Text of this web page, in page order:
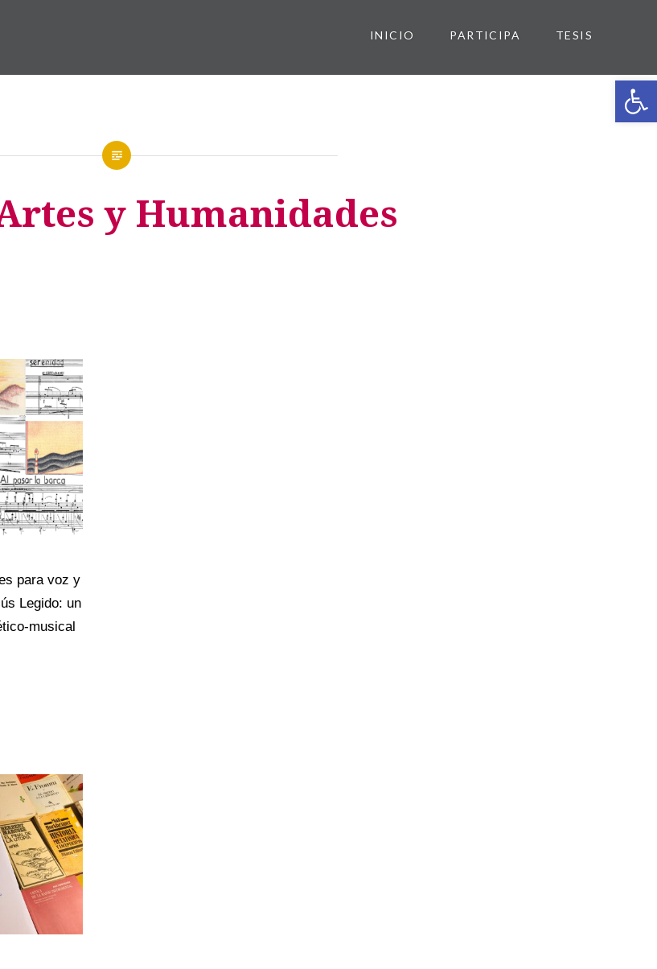
Abrir
INICIO PARTICIPA TESIS
y Humanidades
para voz y
Legido: un
musical